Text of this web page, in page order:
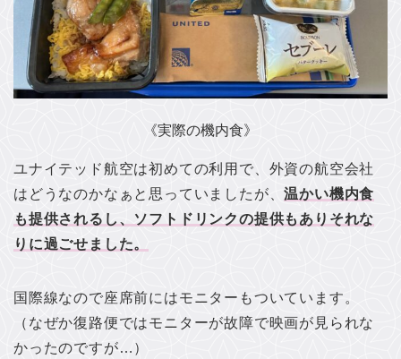
《実際の機内食》
ユナイテッド航空は初めての利用で、外資の航空会社
はどうなのかなぁと思っていましたが、温かい機内食
も提供されるし、ソフトドリンクの提供もありそれな
りに過ごせました。
国際線なので座席前にはモニターもついています。
（なぜか復路便ではモニターが故障で映画が見られな
かったのですが…）